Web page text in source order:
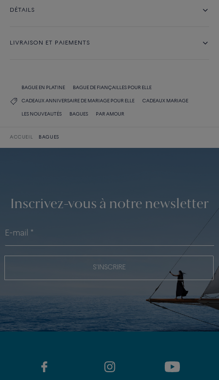
DÉTAILS
LIVRAISON ET PAIEMENTS
BAGUE EN PLATINE BAGUE DE FIANÇAILLES POUR ELLE
CADEAUX ANNIVERSAIRE DE MARIAGE POUR ELLE CADEAUX MARIAGE
LES NOUVEAUTÉS BAGUES PAR AMOUR
ACCUEIL BAGUES
Inscrivez-vous à notre newsletter
S'INSCRIRE